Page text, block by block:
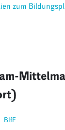
zum
BIfF